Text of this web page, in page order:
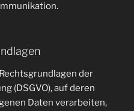
der
(DSGVO), auf deren
Daten verarbeiten,